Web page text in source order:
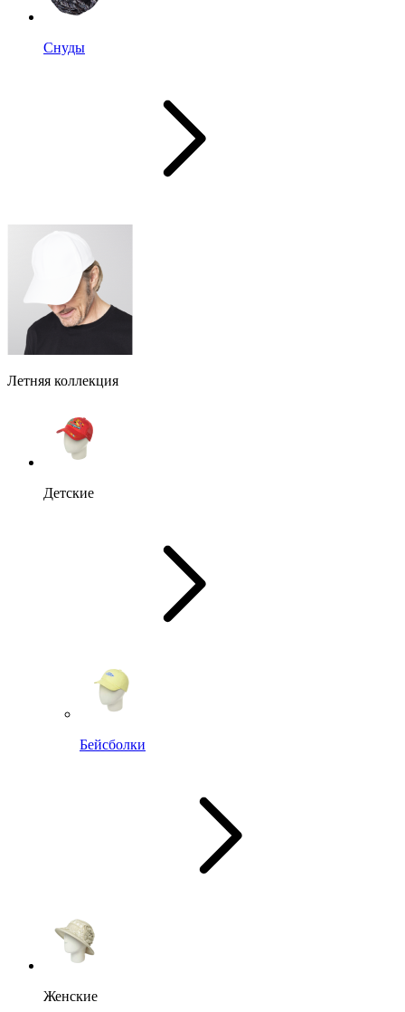
Снуды
Летняя коллекция
Детские
Бейсболки
Женские